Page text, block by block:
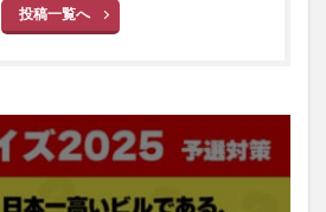
投稿一覧へ